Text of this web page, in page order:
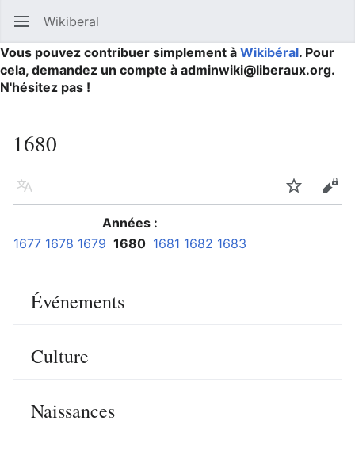
Ouvrir le menu principal Wikiberal
Vous pouvez contribuer simplement à Wikibéral. Pour
cela, demandez un compte à adminwiki@liberaux.org.
N'hésitez pas !
1680
Langue Suivre
Années :
1677 1678 1679 1680 1681 1682 1683
Événements
Culture
Naissances